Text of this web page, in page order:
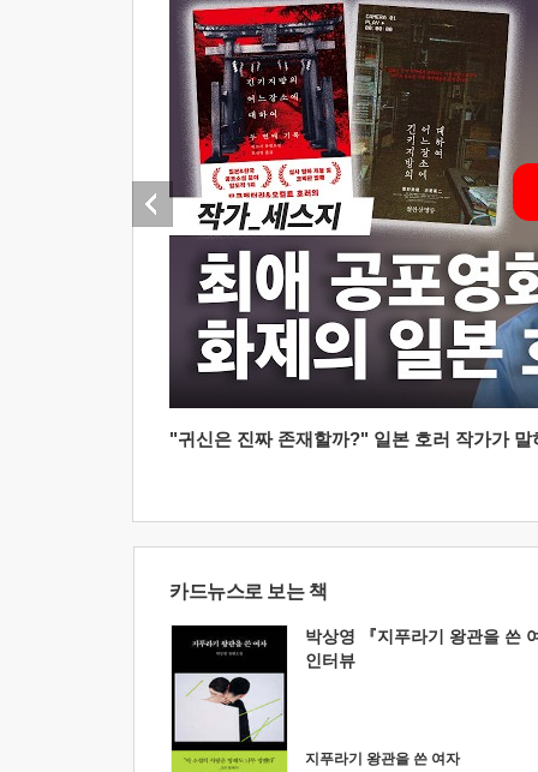
"귀신은 진짜 존재할까?" 일본 호러 작가가
카드뉴스로 보는 책
박상영 『지푸라기 왕관을 쓴
인터뷰
지푸라기 왕관을 쓴 여자